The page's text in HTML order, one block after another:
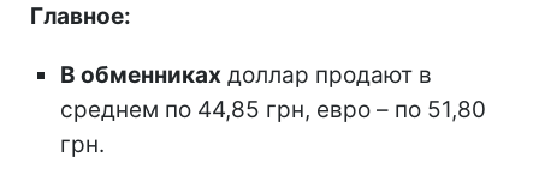
Главное:
В обменниках доллар продают в
среднем по 44,85 грн, евро – по 51,80
грн.